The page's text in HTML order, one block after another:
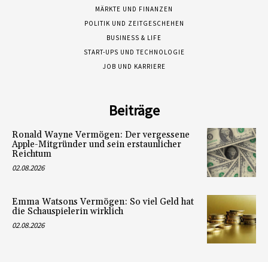
MÄRKTE UND FINANZEN
POLITIK UND ZEITGESCHEHEN
BUSINESS & LIFE
START-UPS UND TECHNOLOGIE
JOB UND KARRIERE
Beiträge
Ronald Wayne Vermögen: Der vergessene
Apple-Mitgründer und sein erstaunlicher
Reichtum
02.08.2026
Emma Watsons Vermögen: So viel Geld hat
die Schauspielerin wirklich
02.08.2026